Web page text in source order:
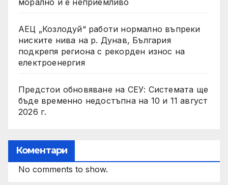
морално и е неприемливо
АЕЦ „Козлодуй“ работи нормално въпреки
ниските нива на р. Дунав, България
подкрепя региона с рекорден износ на
електроенергия
Предстои обновяване на СЕУ: Системата ще
бъде временно недостъпна на 10 и 11 август
2026 г.
Коментари
No comments to show.